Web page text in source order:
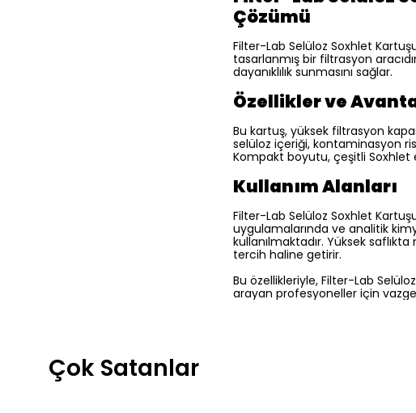
Çözümü
Filter-Lab Selüloz Soxhlet
tasarlanmış bir filtrasyon
dayanıklılık sunmasını sağlar.
Özellikler ve
Bu kartuş, yüksek filtrasyon
selüloz içeriği, kontaminasyon
Kompakt boyutu, çeşitli Soxhlet
Kullanım Alanları
Filter-Lab Selüloz Soxhlet
uygulamalarında ve analitik
kullanılmaktadır. Yüksek
tercih haline getirir.
Bu özellikleriyle, Filter-Lab
arayan profesyoneller için
Çok Satanlar